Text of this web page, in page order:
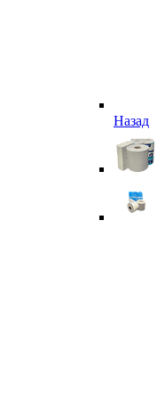
Назад